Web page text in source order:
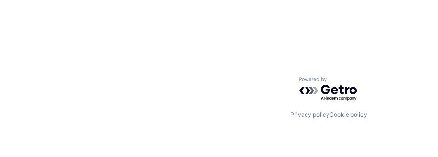
Powered by Getro.com
Privacy policyCookie policy